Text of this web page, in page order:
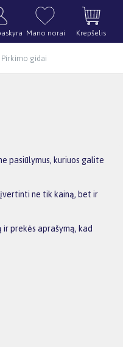
Mano norai Krepšelis
Pirkimo gidai
pasiūlymus, kuriuos galite
ne tik kainą, bet ir
prekės aprašymą, kad